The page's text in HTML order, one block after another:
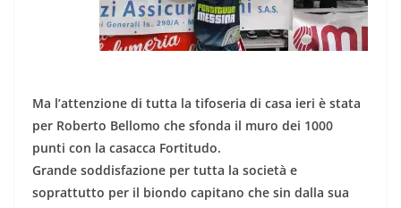
Ma l’attenzione di tutta la tifoseria di casa ieri è stata
per Roberto Bellomo che sfonda il muro dei 1000
punti con la casacca Fortitudo.
Grande soddisfazione per tutta la società e
soprattutto per il biondo capitano che sin dalla sua